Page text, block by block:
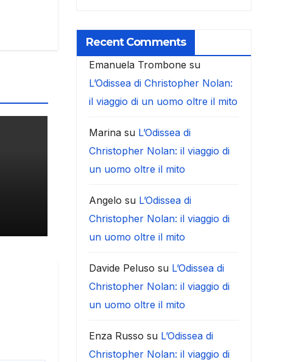
Recent Comments
Emanuela Trombone su
L’Odissea di Christopher Nolan:
il viaggio di un uomo oltre il mito
Marinasu L’Odissea di
Christopher Nolan: il viaggio di
un uomo oltre il mito
Angelo su L’Odissea di
Christopher Nolan: il viaggio di
un uomo oltre il mito
Davide Peluso su L’Odissea di
Christopher Nolan: il viaggio di
un uomo oltre il mito
Enza Russo su L’Odissea di
Christopher Nolan: il viaggio di